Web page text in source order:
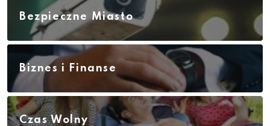
Bezpieczne Miasto
Biznes i Finanse
Czas Wolny